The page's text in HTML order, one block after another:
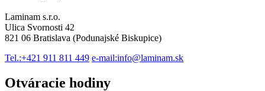
Laminam s.r.o.
Ulica Svornosti 42
821 06 Bratislava (Podunajské Biskupice)
Tel.:+421 911 811 449 e-mail:info@laminam.sk
Otváracie hodiny